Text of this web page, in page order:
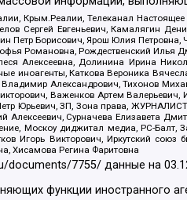
Крым.Реалии, Телеканал
Сергей Евгеньевич, Камалягин
Петр Борисович, Ярош Юлия
Романовна, Рождественский Илья
Алексеевна, Долинина Ирина
иноагенты, Каткова Вероника
Александрович, Тихонов
Важенков Артем
Юрьевич, ЗП, Зона права,
Алексеевич, Сурначева Елизавета
Москоу диджитал медиа, РС-Балт,
Игорь Викторович, Иркутский
Хисамова Регина Фаритовна
documents/7755/ данные на
функции иностранного